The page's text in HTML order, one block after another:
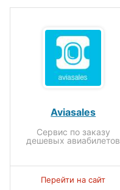
Aviasales
Сервис по заказу
дешевых авиабилетов
Перейти на сайт